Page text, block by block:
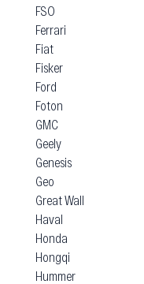
FSO
Ferrari
Fiat
Fisker
Ford
Foton
GMC
Geely
Genesis
Geo
Great Wall
Haval
Honda
Hongqi
Hummer